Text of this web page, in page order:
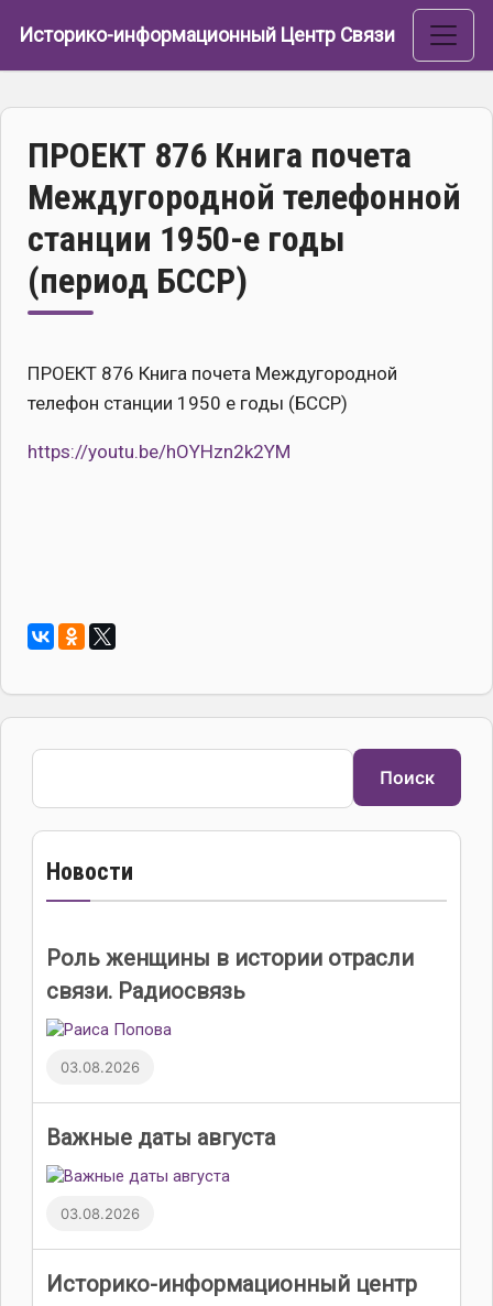
Историко-информационный Центр Связи
ПРОЕКТ 876 Книга почета
Междугородной телефонной
станции 1950-е годы
(период БССР)
ПРОЕКТ 876 Книга почета Междугородной
телефон станции 1950 е годы (БССР)
https://youtu.be/hOYHzn2k2YM
Поиск
Поиск
Новости
Роль женщины в истории отрасли
связи. Радиосвязь
03.08.2026
Важные даты августа
03.08.2026
Историко-информационный центр